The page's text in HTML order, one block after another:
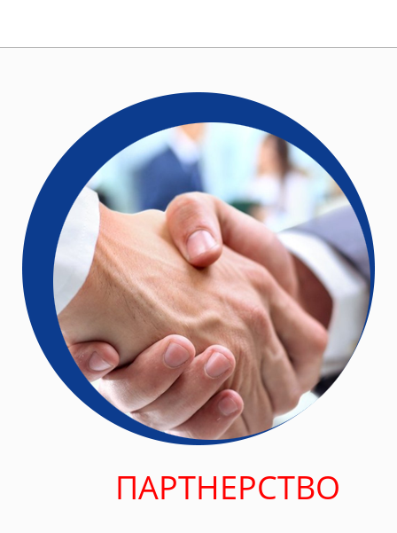
ПАРТНЕРСТВО